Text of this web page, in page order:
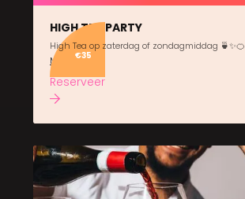
€35
HIGH TEA PARTY
High Tea op zaterdag of zondagmiddag 🍵✨🍊
Meer info
Reserveer